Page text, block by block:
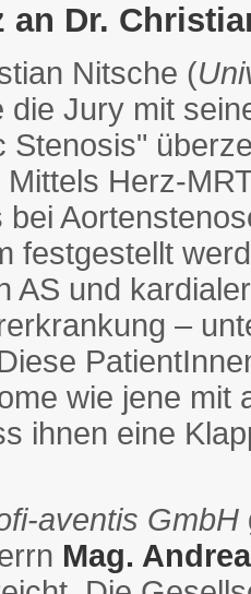
an Dr.
Nitsche (
die Jury mit
Stenosis"
Mittels Herz-
bei
festgestellt
AS und
–
wie jene mit
ihnen eine
aventis GmbH
Mag.